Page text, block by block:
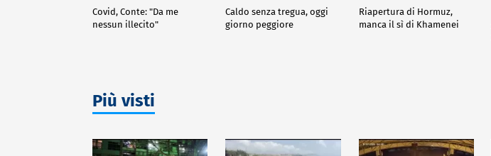
Covid, Conte: "Da me
nessun illecito"
Caldo senza tregua, oggi
giorno peggiore
Riapertura di Hormuz,
manca il sì di Khamenei
Più visti